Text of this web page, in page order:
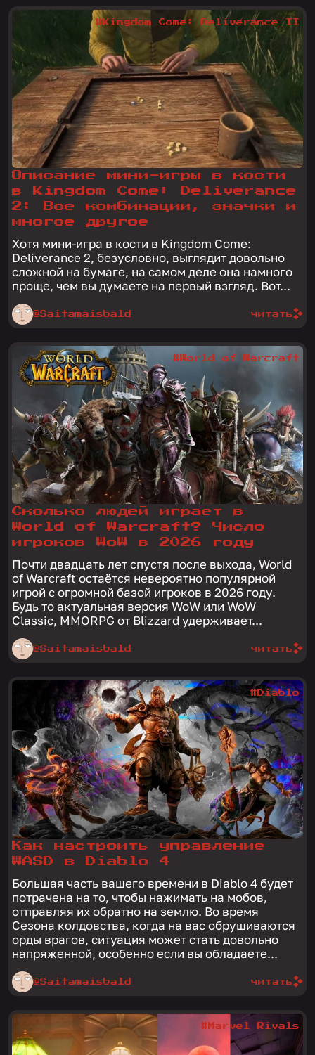
Описание мини-игры в кости
в Kingdom Come: Deliverance
2: Все комбинации, значки и
многое другое
Хотя мини-игра в кости в Kingdom Come:
Deliverance 2, безусловно, выглядит довольно
сложной на бумаге, на самом деле она намного
проще, чем вы думаете на первый взгляд. Вот...
@Saitamaisbald
#Kingdom Come: Deliverance II
читать
Сколько людей играет в
World of Warcraft? Число
игроков WoW в 2026 году
Почти двадцать лет спустя после выхода, World
of Warcraft остаётся невероятно популярной
игрой с огромной базой игроков в 2026 году.
Будь то актуальная версия WoW или WoW
Classic, MMORPG от Blizzard удерживает...
@Saitamaisbald
#World of Warcraft
читать
Как настроить управление
WASD в Diablo 4
Большая часть вашего времени в Diablo 4 будет
потрачена на то, чтобы нажимать на мобов,
отправляя их обратно на землю. Во время
Сезона колдовства, когда на вас обрушиваются
орды врагов, ситуация может стать довольно
напряженной, особенно если вы обладаете...
@Saitamaisbald
#Diablo
читать
#Marvel Rivals